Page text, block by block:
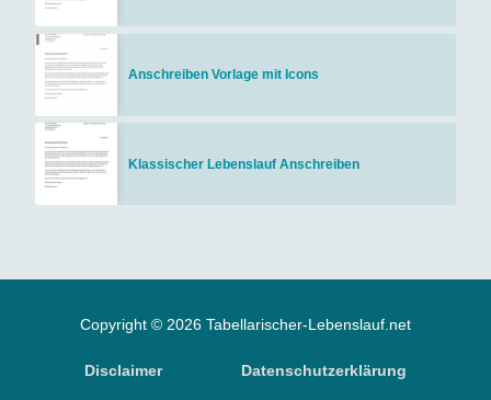
Anschreiben Vorlage mit Icons
Klassischer Lebenslauf Anschreiben
Copyright © 2026 Tabellarischer-Lebenslauf.net
Disclaimer Datenschutzerklärung